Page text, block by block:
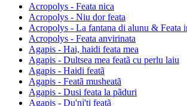
Acropolys - Feata nica
Acropolys - Niu dor feata
Acropolys - La fantana di alunu & Feata
Acropolys - Feata anvirinata
Agapis - Hai, haidi feata mea
Agapis - Dultsea mea featã cu perlu laiu
Agapis - Haidi featã
Agapis - Featã musheatã
Agapis - Dusi feata la pãduri
Agapis - Du'nj'ti featã